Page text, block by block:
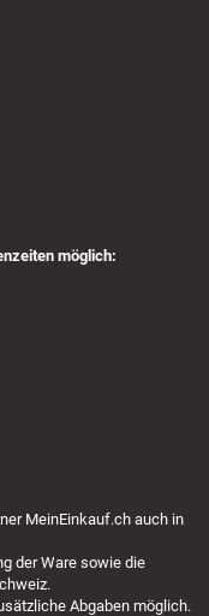
möglich:
MeinEinkauf.ch auch in
der Ware sowie die
Abgaben möglich.